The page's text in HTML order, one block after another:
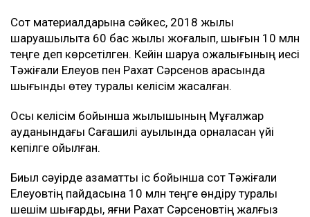
Сот материалдарына сәйкес, 2018 жылы
шаруашылықта 60 бас жылқы жоғалып, шығын 10 млн
теңге деп көрсетілген. Кейін шаруа қожалығының иесі
Тәжіғали Елеуов пен Рахат Сәрсенов арасында
шығынды өтеу туралы келісім жасалған.
Осы келісім бойынша жылқышының Мұғалжар
ауданындағы Сағашилі ауылында орналасқан үйі
кепілге қойылған.
Биыл сәуірде азаматтық іс бойынша сот Тәжіғали
Елеуовтің пайдасына 10 млн теңге өндіру туралы
шешім шығарды, яғни Рахат Сәрсеновтің жалғыз